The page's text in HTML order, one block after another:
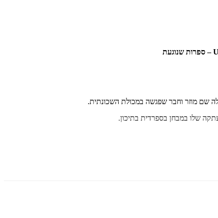
לה שם מוזר וחבר שפגשה במכולת השכונתית.
שלו במבחן בספרדית בתיכון.